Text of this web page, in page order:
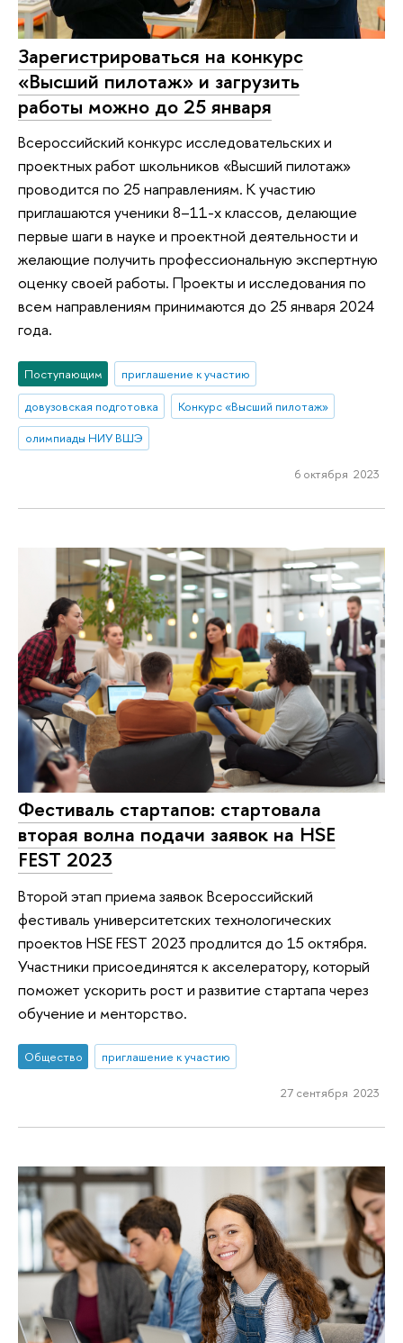
Зарегистрироваться на конкурс
«Высший пилотаж» и загрузить
работы можно до 25 января
Всероссийский конкурс исследовательских и
проектных работ школьников «Высший пилотаж»
проводится по 25 направлениям. К участию
приглашаются ученики 8–11-х классов, делающие
первые шаги в науке и проектной деятельности и
желающие получить профессиональную экспертную
оценку своей работы. Проекты и исследования по
всем направлениям принимаются до 25 января 2024
года.
Поступающим
приглашение к участию
довузовская подготовка
Конкурс «Высший пилотаж»
олимпиады НИУ ВШЭ
6 октября 2023
Фестиваль стартапов: стартовала
вторая волна подачи заявок на HSE
FEST 2023
Второй этап приема заявок Всероссийский
фестиваль университетских технологических
проектов HSE FEST 2023 продлится до 15 октября.
Участники присоединятся к акселератору, который
поможет ускорить рост и развитие стартапа через
обучение и менторство.
Общество приглашение к участию
27 сентября 2023